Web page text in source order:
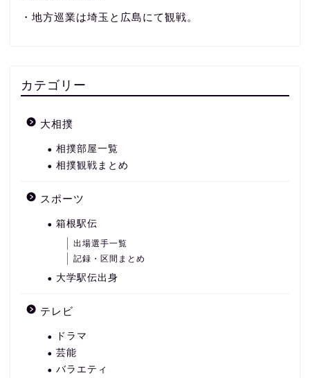
・地方巡業は埼玉と広島にて観戦。
カテゴリー
大相撲
相撲部屋一覧
相撲観戦まとめ
スポーツ
箱根駅伝
出場選手一覧
記録・区間まとめ
大学駅伝出身
テレビ
ドラマ
芸能
バラエティ